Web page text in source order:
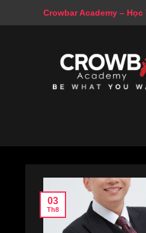
Crowbar Academy –
03
Th8